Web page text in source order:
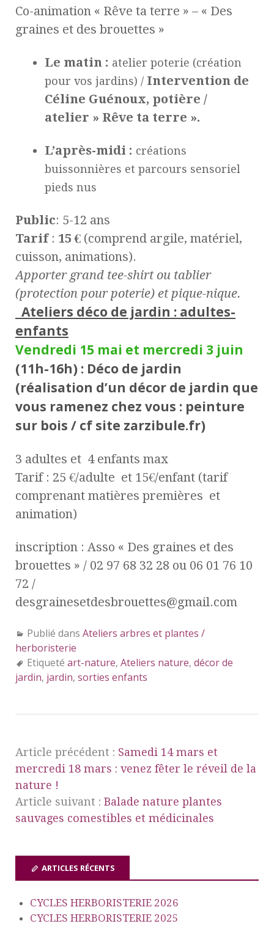
Co-animation « Rêve ta terre » – « Des
graines et des brouettes »
Le matin : atelier poterie (création
pour vos jardins) / Intervention de
Céline Guénoux, potière /
atelier » Rêve ta terre ».
L’après-midi : créations
buissonnières et parcours sensoriel
pieds nus
Public: 5-12 ans
Tarif : 15 € (comprend argile, matériel,
cuisson, animations).
Apporter grand tee-shirt ou tablier
(protection pour poterie) et pique-nique.
Ateliers déco de jardin : adultes-
enfants
Vendredi 15 mai et mercredi 3 juin
(11h-16h) : Déco de jardin
(réalisation d’un décor de jardin que
vous ramenez chez vous : peinture
sur bois / cf site zarzibule.fr)
3 adultes et 4 enfants max
Tarif : 25 €/adulte et 15€/enfant (tarif
comprenant matières premières et
animation)
inscription : Asso « Des graines et des
brouettes » / 02 97 68 32 28 ou 06 01 76 10
72 /
desgrainesetdesbrouettes@gmail.com
Publié dans Ateliers arbres et plantes /
herboristerie
Etiqueté art-nature, Ateliers nature, décor de
jardin, jardin, sorties enfants
Article précédent : Samedi 14 mars et
mercredi 18 mars : venez fêter le réveil de la
nature !
Article suivant : Balade nature plantes
sauvages comestibles et médicinales
ARTICLES RÉCENTS
CYCLES HERBORISTERIE 2026
CYCLES HERBORISTERIE 2025